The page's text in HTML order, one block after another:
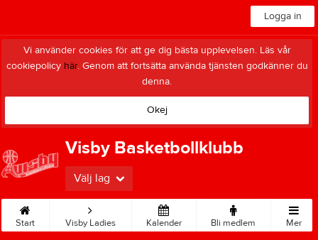
Logga in
Vi använder cookies för att ge dig bästa upplevelsen. Läs vår
cookiepolicy här. Genom att fortsätta använda tjänsten godkänner du
denna.
Okej
Visby Basketbollklubb
Välj lag
Start Visby Ladies Kalender Bli medlem Mer